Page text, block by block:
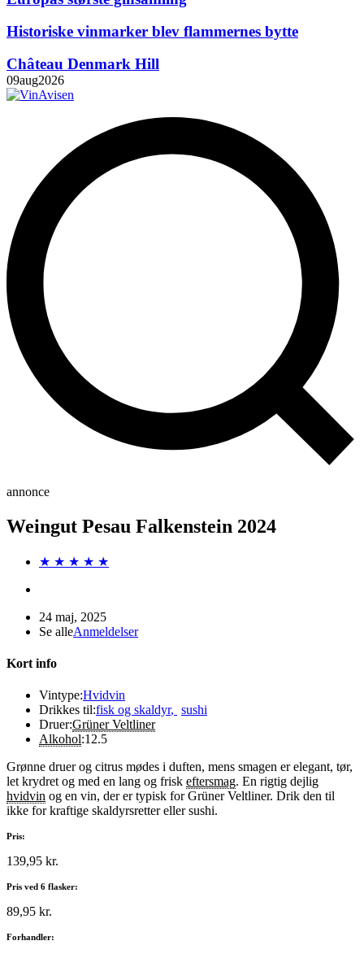
Historiske vinmarker blev flammernes bytte
Château Denmark Hill
09aug2026
annonce
Weingut Pesau Falkenstein 2024
★ ★ ★ ★ ★
24 maj, 2025
Se alleAnmeldelser
Kort info
Vintype:Hvidvin
Drikkes til:fisk og skaldyr, sushi
Druer:Grüner Veltliner
Alkohol:12.5
Grønne druer og citrus mødes i duften, mens smagen er elegant, tør,
let krydret og med en lang og frisk eftersmag. En rigtig dejlig
hvidvin og en vin, der er typisk for Grüner Veltliner. Drik den til
ikke for kraftige skaldyrsretter eller sushi.
Pris:
139,95 kr.
Pris ved 6 flasker:
89,95 kr.
Forhandler: